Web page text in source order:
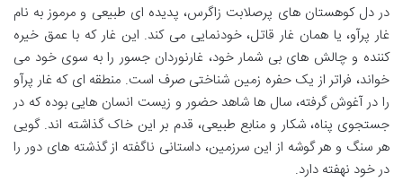
در دل کوهستان های پرصلابت زاگرس، پدیده ای طبیعی و مرموز به نام
غار پرآو، یا همان غار قاتل، خودنمایی می کند. این غار که با عمق خیره
کننده و چالش های بی شمار خود، غارنوردان جسور را به سوی خود می
خواند، فراتر از یک حفره زمین شناختی صرف است. منطقه ای که غار پرآو
را در آغوش گرفته، سال ها شاهد حضور و زیست انسان هایی بوده که در
جستجوی پناه، شکار و منابع طبیعی، قدم بر این خاک گذاشته اند. گویی
هر سنگ و هر گوشه از این سرزمین، داستانی ناگفته از گذشته های دور را
در خود نهفته دارد.